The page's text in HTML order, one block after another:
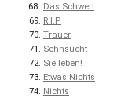
Das Schwert
R.I.P.
Trauer
Sehnsucht
Sie leben!
Etwas Nichts
Nichts